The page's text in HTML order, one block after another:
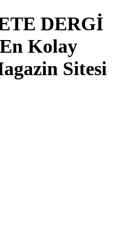
DERGİ
Kolay
Sitesi